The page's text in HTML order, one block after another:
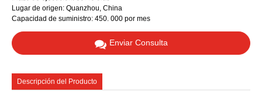
Lugar de origen: Quanzhou, China
Capacidad de suministro: 450. 000 por mes
Enviar Consulta
Descripción del Producto